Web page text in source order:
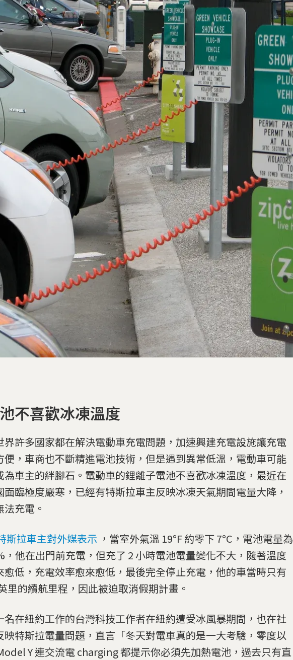
不喜歡冰凍溫度
界許多國家都在解決電動車充電問題，加速興建充電設施讓充電
便，車商也不斷精進電池技術，但是遇到異常低溫，電動車可能
為車主的絆腳石。電動車的鋰離子電池不喜歡冰凍溫度，最近在
面臨極度嚴寒，已經有特斯拉車主反映冰凍天氣期間電量大降，
法充電。
斯拉車主對外媒表示 ，當室外氣溫 19°F 約零下 7°C，電池電量為
，他在出門前充電，但充了 2 小時電池電量變化不大，隨著溫度
愈低，充電效率愈來愈低，最後完全停止充電，他的車當時只有
里的續航里程，因此被迫取消假期計畫。
名在紐約工作的台灣科技工作者在紐約遭受冰風暴期間，也在社
映特斯拉電量問題，直言「冬天對電車真的是一大考驗，零度以
Y 連交流電 charging 都提示你必須先加熱電池，過去只有直